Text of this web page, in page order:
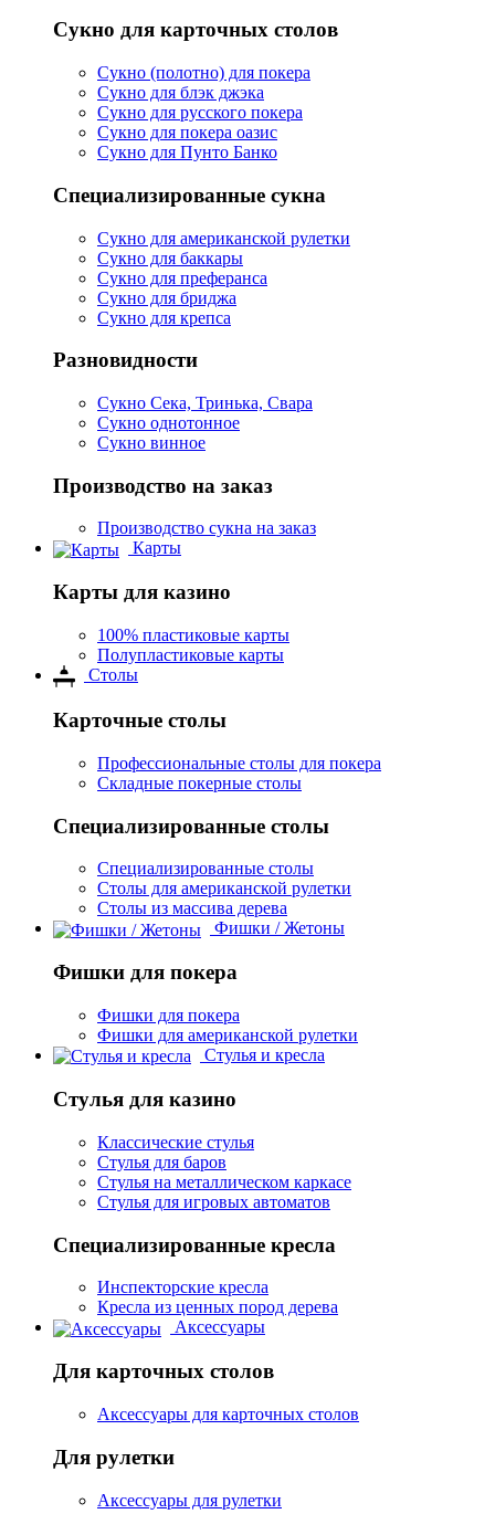
Сукно для карточных столов
Сукно (полотно) для покера
Сукно для блэк джэка
Сукно для русского покера
Сукно для покера оазис
Сукно для Пунто Банко
Специализированные сукна
Сукно для американской рулетки
Сукно для баккары
Сукно для преферанса
Сукно для бриджа
Сукно для крепса
Разновидности
Сукно Сека, Тринька, Свара
Сукно однотонное
Сукно винное
Производство на заказ
Производство сукна на заказ
Карты
Карты для казино
100% пластиковые карты
Полупластиковые карты
Столы
Карточные столы
Профессиональные столы для покера
Складные покерные столы
Специализированные столы
Специализированные столы
Столы для американской рулетки
Столы из массива дерева
Фишки / Жетоны
Фишки для покера
Фишки для покера
Фишки для американской рулетки
Стулья и кресла
Стулья для казино
Классические стулья
Стулья для баров
Стулья на металлическом каркасе
Стулья для игровых автоматов
Специализированные кресла
Инспекторские кресла
Кресла из ценных пород дерева
Аксессуары
Для карточных столов
Аксессуары для карточных столов
Для рулетки
Аксессуары для рулетки